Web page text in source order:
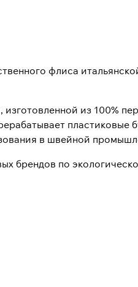
флиса
из 100%
в швейной
брендов по